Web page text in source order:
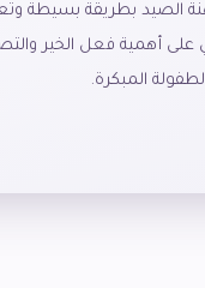
الصيد بطريقة بسيطة
على أهمية فعل الخير
المبكرة.